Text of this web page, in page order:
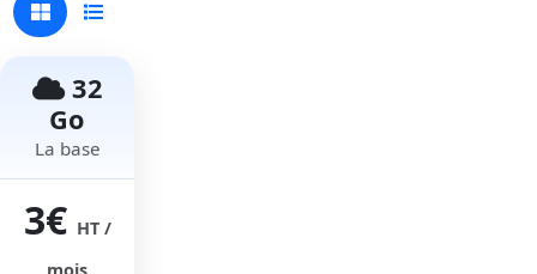
32
Go
La base
3€ HT /
mois